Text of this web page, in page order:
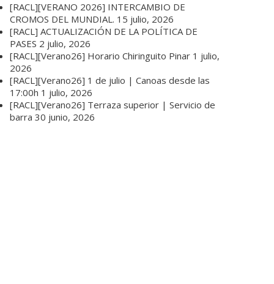
[RACL][VERANO 2026] INTERCAMBIO DE
CROMOS DEL MUNDIAL. 15 julio, 2026
[RACL] ACTUALIZACIÓN DE LA POLÍTICA DE
PASES 2 julio, 2026
[RACL][Verano26] Horario Chiringuito Pinar 1 julio,
2026
[RACL][Verano26] 1 de julio | Canoas desde las
17:00h 1 julio, 2026
[RACL][Verano26] Terraza superior | Servicio de
barra 30 junio, 2026